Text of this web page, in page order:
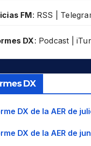
FM: RSS
DX: Podcast
DX
DX de la AER de
DX de la AER de